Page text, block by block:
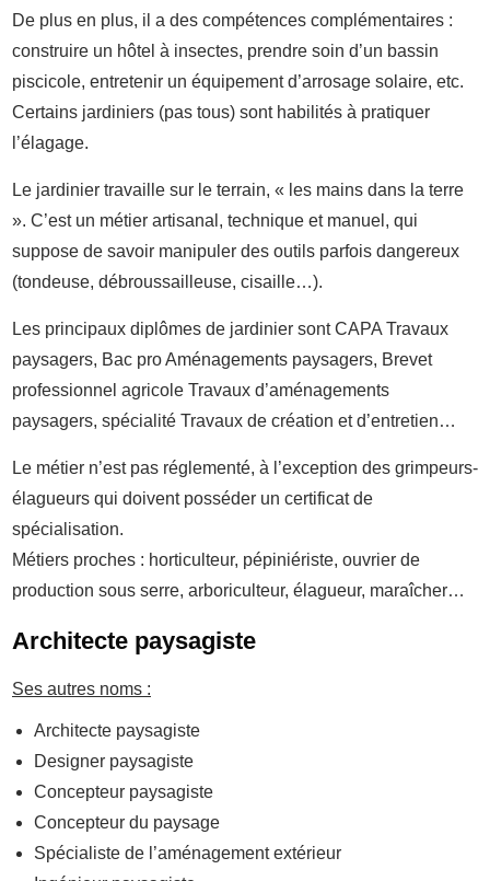
De plus en plus, il a des compétences complémentaires :
construire un hôtel à insectes, prendre soin d’un bassin
piscicole, entretenir un équipement d’arrosage solaire, etc.
Certains jardiniers (pas tous) sont habilités à pratiquer
l’élagage.
Le jardinier travaille sur le terrain, « les mains dans la terre
». C’est un métier artisanal, technique et manuel, qui
suppose de savoir manipuler des outils parfois dangereux
(tondeuse, débroussailleuse, cisaille…).
Les principaux diplômes de jardinier sont CAPA Travaux
paysagers, Bac pro Aménagements paysagers, Brevet
professionnel agricole Travaux d’aménagements
paysagers, spécialité Travaux de création et d’entretien…
Le métier n’est pas réglementé, à l’exception des grimpeurs-
élagueurs qui doivent posséder un certificat de
spécialisation.
Métiers proches : horticulteur, pépiniériste, ouvrier de
production sous serre, arboriculteur, élagueur, maraîcher…
Architecte paysagiste
Ses autres noms :
Architecte paysagiste
Designer paysagiste
Concepteur paysagiste
Concepteur du paysage
Spécialiste de l’aménagement extérieur